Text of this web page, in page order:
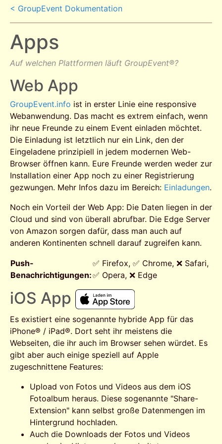
< GroupEvent Dokumentation
Apps
Auf welchen Plattformen läuft GroupEvent®?
Web App
GroupEvent.info ist in erster Linie eine responsive
Webanwendung. Das macht es extrem einfach, wenn
ihr neue Freunde zu einem Event einladen möchtet.
Die Einladung ist letztlich nur ein Link, den der
Eingeladene prinzipiell in jedem modernen Web-
Browser öffnen kann. Eure Freunde werden weder zur
Installation einer App noch zu einer Registrierung
gezwungen. Mehr Infos dazu im Bereich: Einladungen.
Noch ein Vorteil der Web App: Die Daten liegen in der
Cloud und sind von überall abrufbar. Die Edge Server
von Amazon sorgen dafür, dass man auch auf
anderen Kontinenten schnell darauf zugreifen kann.
Push-
Benachrichtigungen:
✅ Firefox, ✅ Chrome, ❌ Safari,
✅ Opera, ❌ Edge
iOS App
Es existiert eine sogenannte hybride App für das
iPhone® / iPad®. Dort seht ihr meistens die
Webseiten, die ihr auch im Browser sehen würdet. Es
gibt aber auch einige speziell auf Apple
zugeschnittene Features:
Upload von Fotos und Videos aus dem iOS
Fotoalbum heraus. Diese sogenannte "Share-
Extension" kann selbst große Datenmengen im
Hintergrund hochladen.
Auch die Downloads der Fotos und Videos